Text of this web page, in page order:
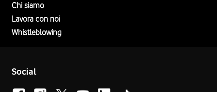
Chi siamo
Lavora con noi
Whistleblowing
Social